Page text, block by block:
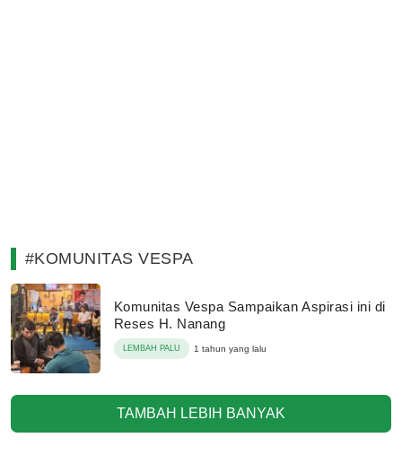
#KOMUNITAS VESPA
Komunitas Vespa Sampaikan Aspirasi ini di
Reses H. Nanang
LEMBAH PALU 1 tahun yang lalu
TAMBAH LEBIH BANYAK